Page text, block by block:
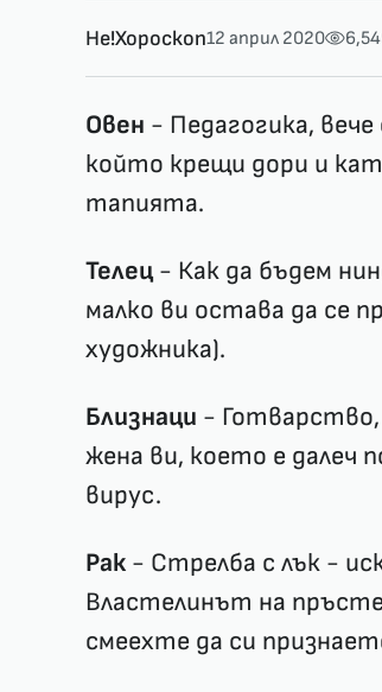
Не!Хороскоп12 април 2020
Овен - Педагогика,
който крещи дори и
тапията.
Телец- Как да бъдем
малко ви остава да се
художника).
Близнаци -
жена ви, което е
вирус.
Рак - Стрелба с лък -
Властелинът на
смеехте да си